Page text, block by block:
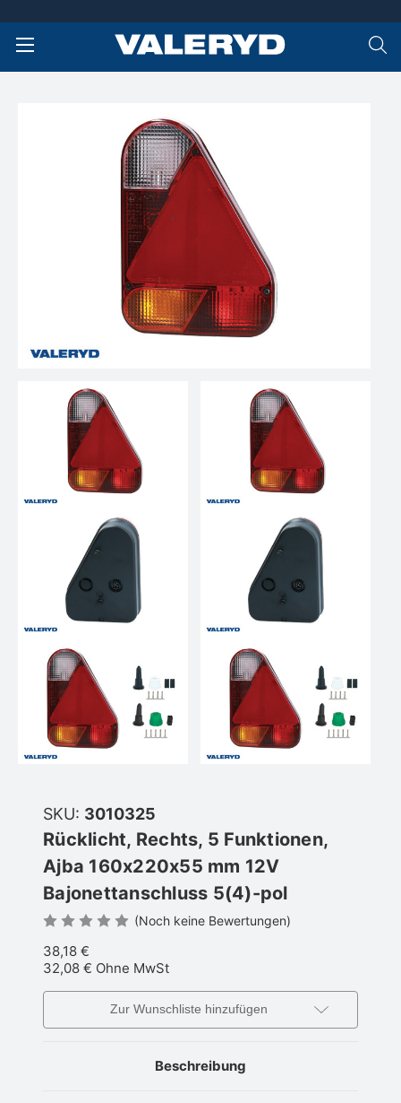
SKU: 3010325
Rücklicht, Rechts, 5 Funktionen,
Ajba 160x220x55 mm 12V
Bajonettanschluss 5(4)-pol
(Noch keine Bewertungen)
38,18 €
32,08 € Ohne MwSt
Zur Wunschliste hinzufügen
Beschreibung